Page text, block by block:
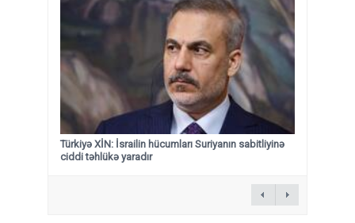
Türkiyə XİN: İsrailin hücumları Suriyanın sabitliyinə
ciddi təhlükə yaradır